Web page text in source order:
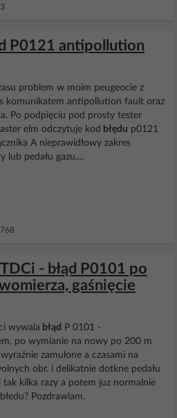
P0121 antipollution
problem w moim peugeocie z
komunikatem antipollution fault oraz
Po podpięciu pod prosty tester
elm odczytuje kod błędu p0121
A nieprawidłowy zakres
lub pedału gazu....
- błąd P0101 po
gaśnięcie
wywala błąd P 0101 -
po wymianie na nowy po 200 m
zamulone a czasami na
obr. i delikatnie dotkne pedału
tak kilka razy a potem juz normalnie
Pozdrawiam.